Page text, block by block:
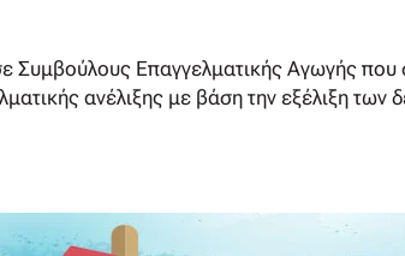
Επαγγελματικής Αγωγής που
ανέλιξης με βάση την εξέλιξη των